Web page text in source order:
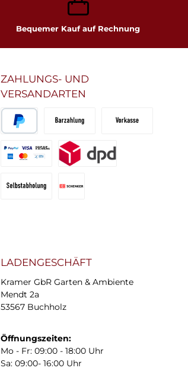
Bequemer Kauf auf Rechnung
ZAHLUNGS- UND
VERSANDARTEN
Bar- oder EC-Zahlung
LADENGESCHÄFT
Kramer GbR Garten & Ambiente
Mendt 2a
53567 Buchholz
Öffnungszeiten:
Mo - Fr: 09:00 - 18:00 Uhr
Sa: 09:00- 16:00 Uhr